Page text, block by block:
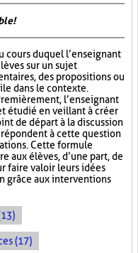
cours duquel l’enseignant
sur un sujet
des propositions ou
dans le contexte.
l’enseignant
étudié en veillant à créer
de départ à la discussion
à cette question
Cette formule
aux élèves, d’une part, de
faire valoir leurs idées
grâce aux interventions
(17)